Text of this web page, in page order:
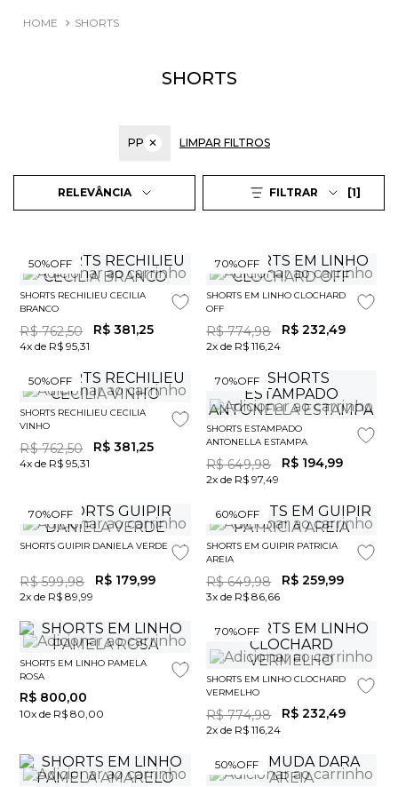
SHORTS
SHORTS
PP ✕ LIMPAR FILTROS
RELEVÂNCIA FILTRAR 1
50%OFF
SHORTS RECHILIEU CECILIA
BRANCO
R$ 762,50 R$ 381,25
4x de R$ 95,31
70%OFF
SHORTS EM LINHO CLOCHARD
OFF
R$ 774,98 R$ 232,49
2x de R$ 116,24
50%OFF
SHORTS RECHILIEU CECILIA
VINHO
R$ 762,50 R$ 381,25
4x de R$ 95,31
70%OFF
SHORTS ESTAMPADO
ANTONELLA ESTAMPA
R$ 649,98 R$ 194,99
2x de R$ 97,49
70%OFF
SHORTS GUIPIR DANIELA VERDE
R$ 599,98 R$ 179,99
2x de R$ 89,99
60%OFF
SHORTS EM GUIPIR PATRICIA
AREIA
R$ 649,98 R$ 259,99
3x de R$ 86,66
SHORTS EM LINHO PAMELA
ROSA
R$ 800,00
10x de R$ 80,00
70%OFF
SHORTS EM LINHO CLOCHARD
VERMELHO
R$ 774,98 R$ 232,49
2x de R$ 116,24
50%OFF